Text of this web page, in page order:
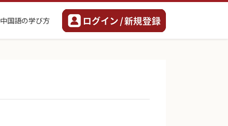
中国語の学び方